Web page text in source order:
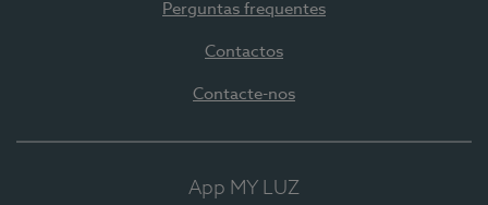
Perguntas frequentes
Contactos
Contacte-nos
App MY LUZ